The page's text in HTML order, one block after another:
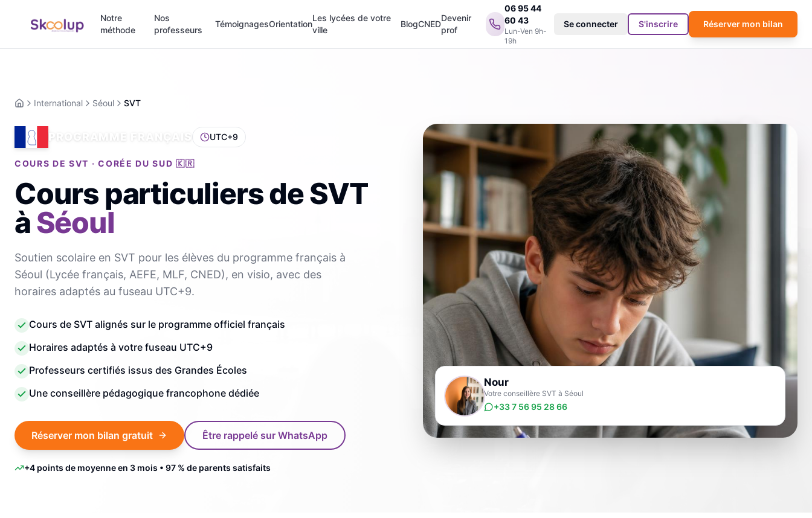
Notre
méthode
Nos
professeurs
TémoignagesOrientation
Les lycées de votre
ville
BlogCNED
Devenir
prof
06 95 44
60 43
Lun-Ven 9h-
19h
Se connecter S'inscrire Réserver mon bilan
AccueilInternational Séoul SVT
PROGRAMME FRANÇAIS UTC+9
COURS DE SVT · CORÉE DU SUD 🇰🇷
Cours particuliers de SVT
àSéoul
Soutien scolaire en SVT pour les élèves du programme français à
Séoul (Lycée français, AEFE, MLF, CNED), en visio, avec des
horaires adaptés au fuseau UTC+9.
Cours de SVT alignés sur le programme officiel français
Horaires adaptés à votre fuseau UTC+9
Professeurs certifiés issus des Grandes Écoles
Une conseillère pédagogique francophone dédiée
Réserver mon bilan gratuit Être rappelé sur WhatsApp
+4 points de moyenne en 3 mois • 97 % de parents satisfaits
Nour
Votre conseillère SVT à Séoul
+33 7 56 95 28 66